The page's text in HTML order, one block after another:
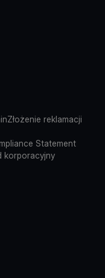
Złożenie reklamacji
Statement
korporacyjny